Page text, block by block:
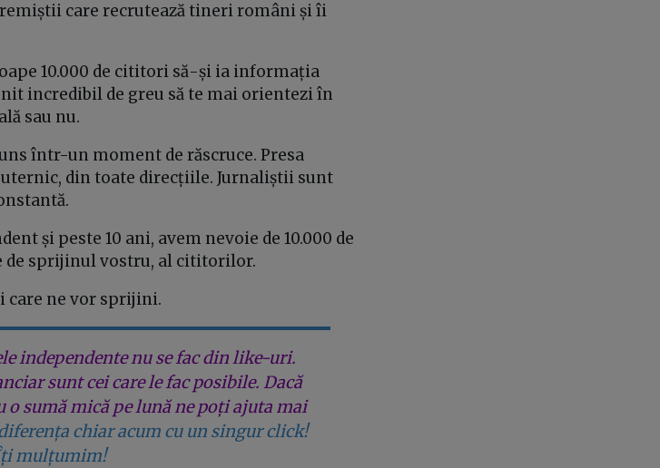
care recrutează tineri români și îi
10.000 de cititori să-și ia informația
incredibil de greu să te mai orientezi în
sau nu.
într-un moment de răscruce. Presa
din toate direcțiile. Jurnaliștii sunt
și peste 10 ani, avem nevoie de 10.000 de
de sprijinul vostru, al cititorilor.
care ne vor sprijini.
independente nu se fac din like-uri.
sunt cei care le fac posibile. Dacă
o sumă mică pe lună ne poți ajuta mai
chiar acum cu un singur click!
mulțumim!